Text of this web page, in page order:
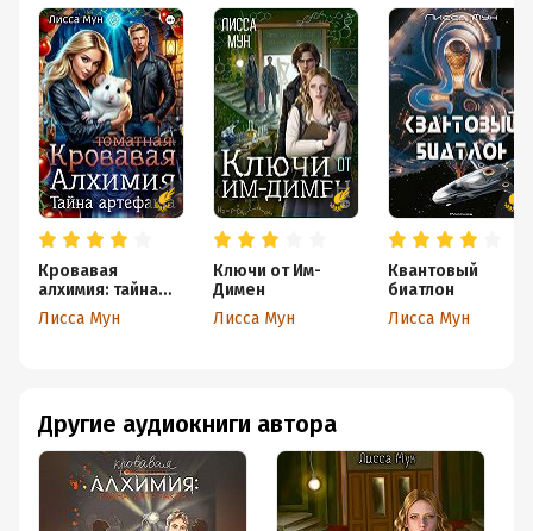
Кровавая
алхимия: тайна
артефакта
Лисса Мун
Ключи от Им-
Димен
Лисса Мун
Квантовый
биатлон
Лисса Мун
Другие аудиокниги автора